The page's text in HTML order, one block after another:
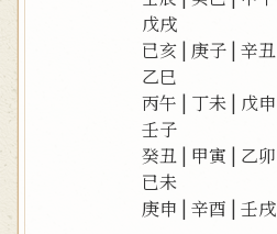
戊戌
已亥 | 庚子 |辛丑
乙巳
丙午 | 丁未 | 戊申
壬子
癸丑 | 甲寅 | 乙卯
已未
庚申 |辛酉 |壬戌